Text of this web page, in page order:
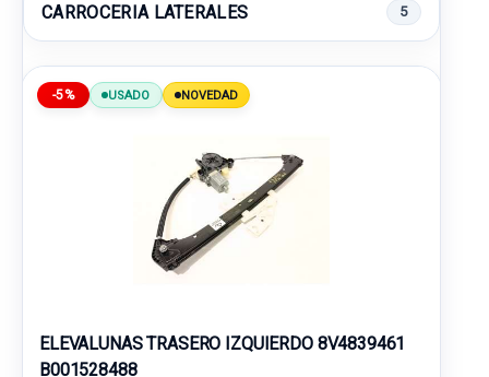
CARROCERIA LATERALES 5
-5% USADO NOVEDAD
ELEVALUNAS TRASERO IZQUIERDO 8V4839461
B001528488